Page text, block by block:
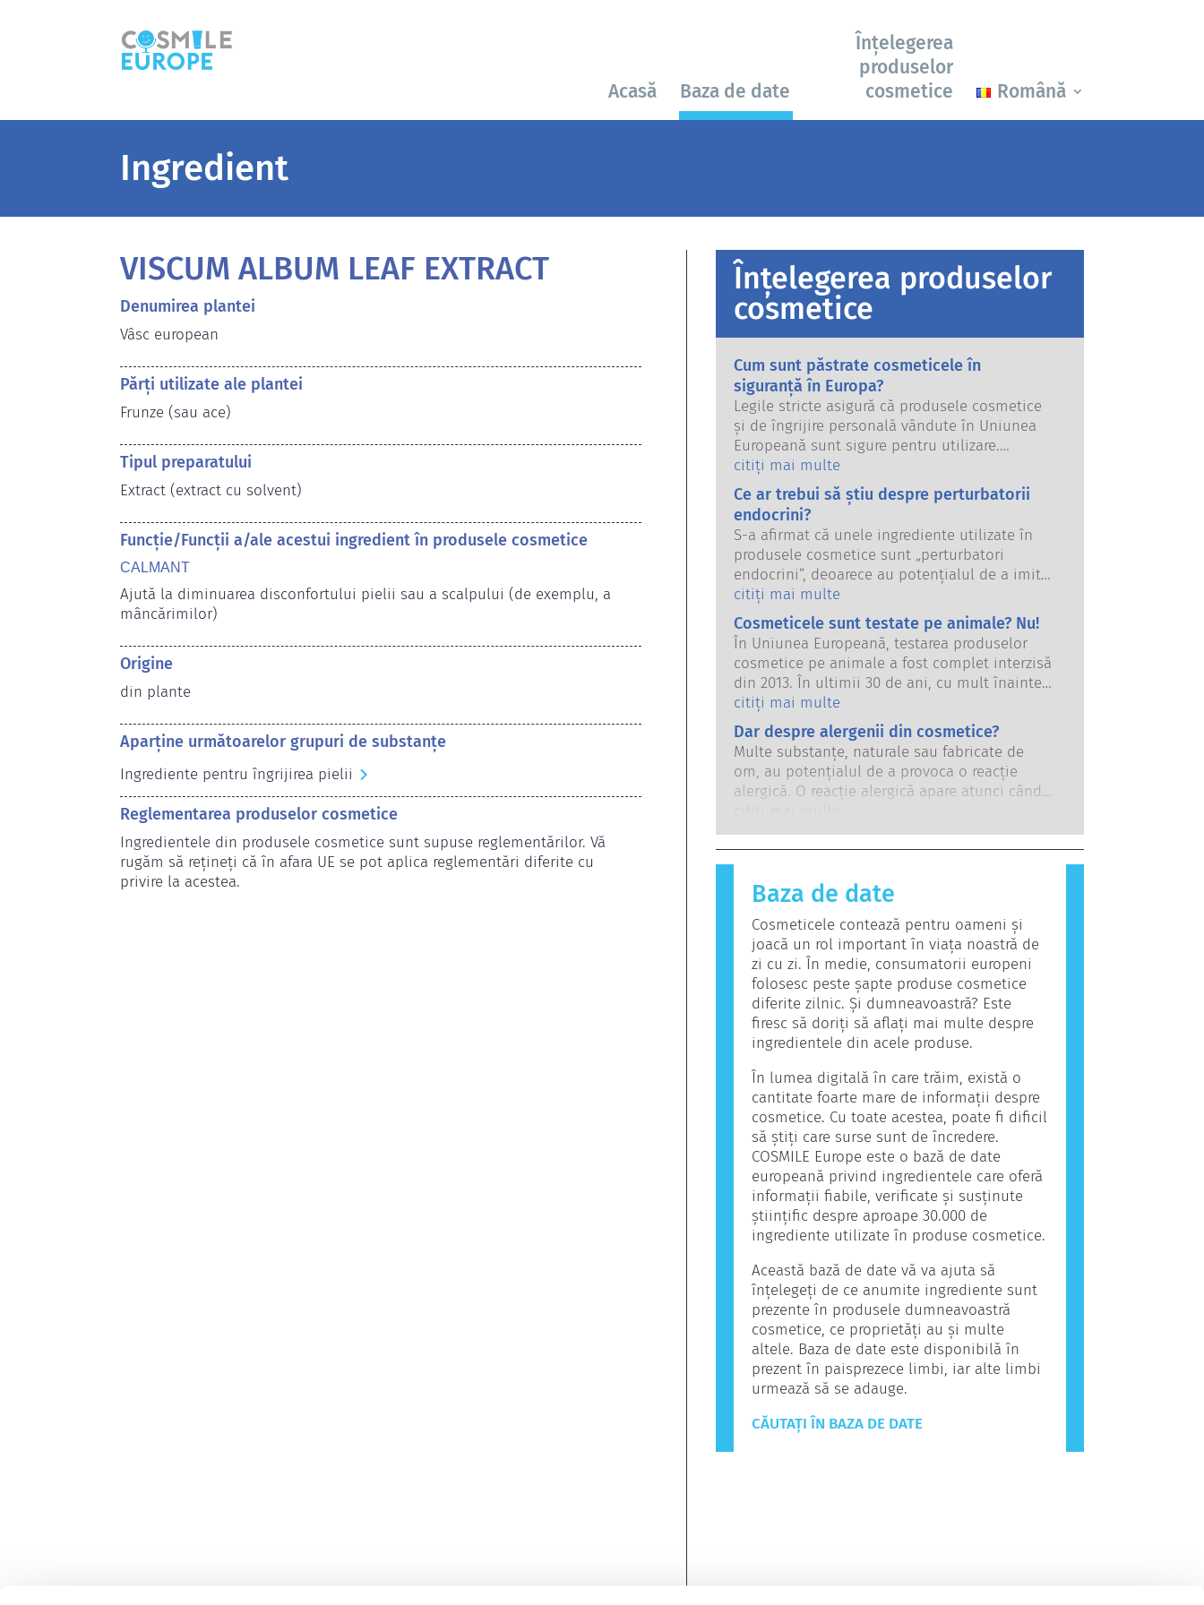
Acasă Baza de date
Înțelegerea
produselor
cosmetice
Română
Ingredient
VISCUM ALBUM LEAF EXTRACT
Denumirea plantei
Vâsc european
Părți utilizate ale plantei
Frunze (sau ace)
Tipul preparatului
Extract (extract cu solvent)
Funcție/Funcții a/ale acestui ingredient în produsele cosmetice
CALMANT
Ajută la diminuarea disconfortului pielii sau a scalpului (de exemplu, a
mâncărimilor)
Origine
din plante
Aparține următoarelor grupuri de substanțe
Ingrediente pentru îngrijirea pielii
Reglementarea produselor cosmetice
Ingredientele din produsele cosmetice sunt supuse reglementărilor. Vă
rugăm să rețineți că în afara UE se pot aplica reglementări diferite cu
privire la acestea.
Înțelegerea produselor
cosmetice
Cum sunt păstrate cosmeticele în
siguranță în Europa?
Legile stricte asigură că produsele cosmetice
și de îngrijire personală vândute în Uniunea
Europeană sunt sigure pentru utilizare.
Companiile, autoritățile naționale și europene
de reglementare împart responsabilitatea de
a păstra produsele cosmetice în siguranță.
citiți mai multe
Ce ar trebui să știu despre perturbatorii
endocrini?
S-a afirmat că unele ingrediente utilizate în
produsele cosmetice sunt „perturbatori
endocrini”, deoarece au potențialul de a imita
unele dintre proprietățile hormonilor noștri.
Doar pentru că ceva are potențialul de a imita
un hormon nu înseamnă că ne va perturba
sistemul endocrin. Multe substanțe, inclusiv
cele naturale, imită hormonii, dar foarte
puține, iar acestea sunt în mare parte
medicamente puternice, s-a dovedit vreodată
că provoacă perturbări ale sistemului
endocrin. Evaluările riguroase ale siguranței
produselor realizate de către experți științifici
calificați pe care companiile sunt obligate
potențiale, inclusiv cele privind potențialele
perturbări endocrine.
citiți mai multe
Cosmeticele sunt testate pe animale? Nu!
În Uniunea Europeană, testarea produselor
cosmetice pe animale a fost complet interzisă
din 2013. În ultimii 30 de ani, cu mult înainte
ca interdicția să fie în vigoare, industria
cosmeticelor și a îngrijirii personale a investit
în cercetare și dezvoltare pentru a crea
alternative la instrumentele de testare pe
animale pentru a evalua siguranța
ingredientelor și produselor cosmetice.
citiți mai multe
Dar despre alergenii din cosmetice?
Multe substanțe, naturale sau fabricate de
om, au potențialul de a provoca o reacție
alergică. O reacție alergică apare atunci când
reacționează la substanțe care sunt inofensive
pentru majoritatea oamenilor. O substanță
care provoacă o reacție alergică se numește
alergen. Produsele cosmetice și de îngrijire
alergene pentru unele persoane. Acest lucru
nu înseamnă că produsul nu este sigur
pentru utilizarea de către alte persoane.
Baza de date
Cosmeticele contează pentru oameni și
joacă un rol important în viața noastră de
zi cu zi. În medie, consumatorii europeni
folosesc peste șapte produse cosmetice
diferite zilnic. Şi dumneavoastră? Este
firesc să doriți să aflați mai multe despre
ingredientele din acele produse.
În lumea digitală în care trăim, există o
cantitate foarte mare de informații despre
cosmetice. Cu toate acestea, poate fi dificil
să știți care surse sunt de încredere.
COSMILE Europe este o bază de date
europeană privind ingredientele care oferă
informații fiabile, verificate și susținute
științific despre aproape 30.000 de
ingrediente utilizate în produse cosmetice.
Această bază de date vă va ajuta să
înțelegeți de ce anumite ingrediente sunt
prezente în produsele dumneavoastră
cosmetice, ce proprietăți au și multe
altele. Baza de date este disponibilă în
prezent în paisprezece limbi, iar alte limbi
urmează să se adauge.
CĂUTAȚI ÎN BAZA DE DATE